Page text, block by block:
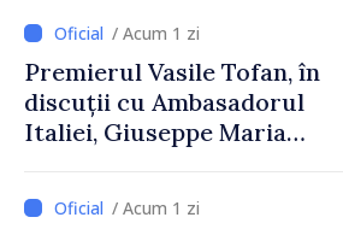
Uygar Mustafa Sertel
/ Acum 1 zi
Premierul Vasile Tofan, în
discuții cu Ambasadorul
Italiei, Giuseppe Maria
/ Acum 1 zi